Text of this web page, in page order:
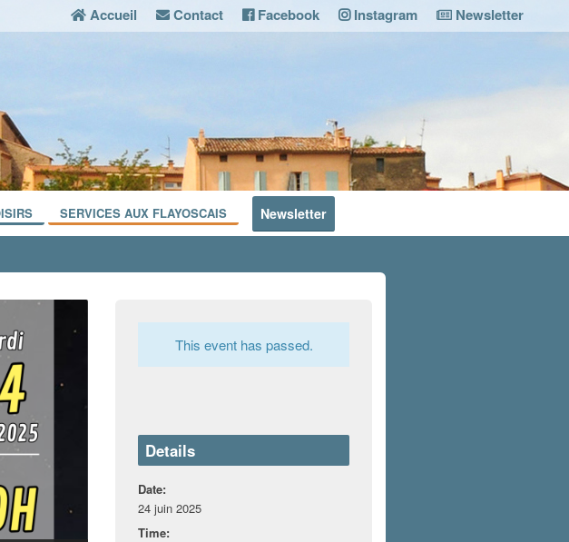
Accueil Contact Facebook Instagram Newsletter
SERVICES AUX FLAYOSCAIS Newsletter
This event has passed.
Details
Date:
24 juin 2025
Time: